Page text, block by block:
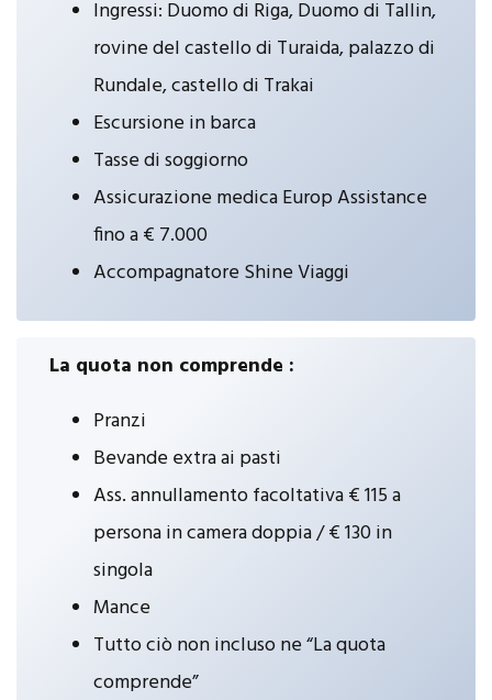
Ingressi: Duomo di Riga, Duomo di Tallin,
rovine del castello di Turaida, palazzo di
Rundale, castello di Trakai
Escursione in barca
Tasse di soggiorno
Assicurazione medica Europ Assistance
fino a € 7.000
Accompagnatore Shine Viaggi
La quota non comprende :
Pranzi
Bevande extra ai pasti
Ass. annullamento facoltativa € 115 a
persona in camera doppia / € 130 in
singola
Mance
Tutto ciò non incluso ne “La quota
comprende”